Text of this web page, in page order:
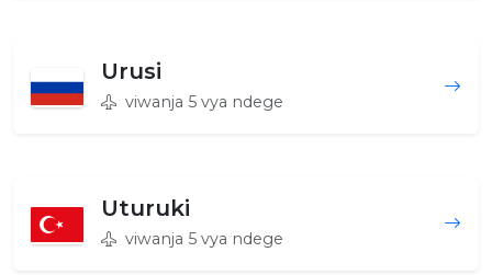
Urusi
viwanja 5 vya ndege
Uturuki
viwanja 5 vya ndege